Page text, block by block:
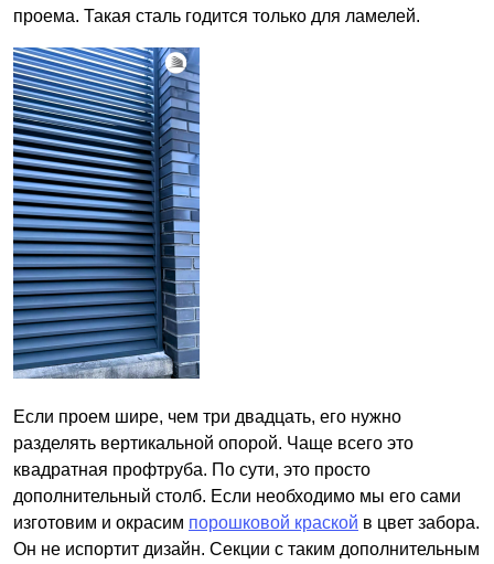
проема. Такая сталь годится только для ламелей.
Если проем шире, чем три двадцать, его нужно
разделять вертикальной опорой. Чаще всего это
квадратная профтруба. По сути, это просто
дополнительный столб. Если необходимо мы его сами
изготовим и окрасим порошковой краской в цвет забора.
Он не испортит дизайн. Секции с таким дополнительным